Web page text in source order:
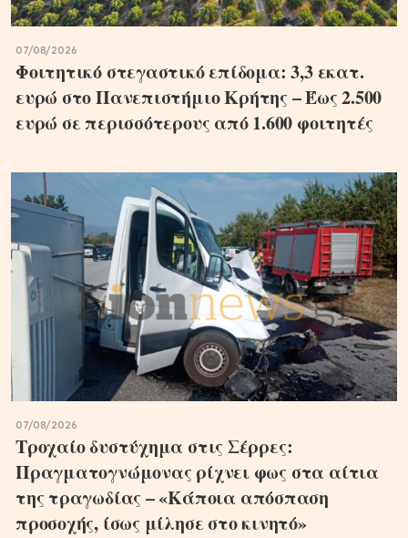
07/08/2026
Φοιτητικό στεγαστικό επίδομα: 3,3 εκατ.
ευρώ στο Πανεπιστήμιο Κρήτης – Έως 2.500
ευρώ σε περισσότερους από 1.600 φοιτητές
07/08/2026
Τροχαίο δυστύχημα στις Σέρρες:
Πραγματογνώμονας ρίχνει φως στα αίτια
της τραγωδίας – «Κάποια απόσπαση
προσοχής, ίσως μίλησε στο κινητό»